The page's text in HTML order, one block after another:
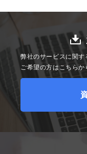
弊社のサービスに関す
ご希望の方はこちらか